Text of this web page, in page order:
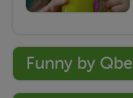
Funny by